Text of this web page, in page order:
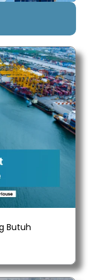
Butuh